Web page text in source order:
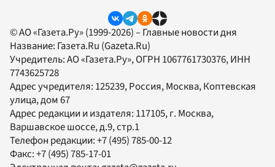
© АО «Газета.Ру» (1999-2026) – Главные новости дня
Название: Газета.Ru (Gazeta.Ru)
Учредитель:АО «Газета.Ру», ОГРН 1067761730376, ИНН
7743625728
Адрес учредителя: 125239, Россия, Москва, Коптевская
улица, дом 67
Адрес редакции и издателя: 117105, г. Москва,
Варшавское шоссе, д.9, стр.1
Телефон редакции:+7 (495) 785-00-12
Факс:+7 (495) 785-17-01